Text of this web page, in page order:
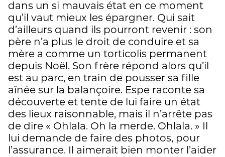
dans un si mauvais état en ce moment
qu’il vaut mieux les épargner. Qui sait
d’ailleurs quand ils pourront revenir : son
père n’a plus le droit de conduire et sa
mère a comme un torticolis permanent
depuis Noël. Son frère répond alors qu’il
est au parc, en train de pousser sa fille
aînée sur la balançoire. Espe raconte sa
découverte et tente de lui faire un état
des lieux raisonnable, mais il n’arrête pas
de dire « Ohlala. Oh la merde. Ohlala. » Il
lui demande de faire des photos, pour
l’assurance. Il aimerait bien monter l’aider